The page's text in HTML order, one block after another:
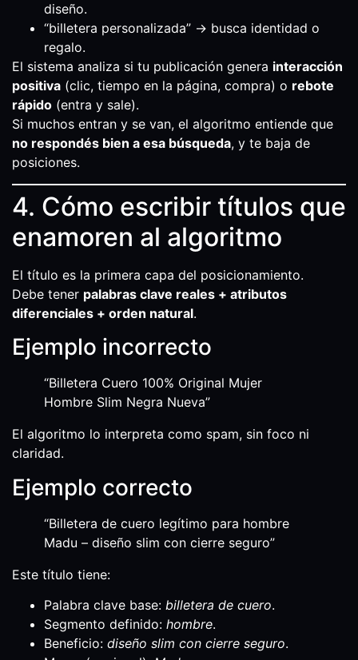
diseño.
“billetera personalizada” → busca identidad o
regalo.
El sistema analiza si tu publicación genera interacción
positiva (clic, tiempo en la página, compra) o rebote
rápido (entra y sale).
Si muchos entran y se van, el algoritmo entiende que
no respondés bien a esa búsqueda, y te baja de
posiciones.
4. Cómo escribir títulos que
enamoren al algoritmo
El título es la primera capa del posicionamiento.
Debe tener palabras clave reales + atributos
diferenciales + orden natural.
Ejemplo incorrecto
“Billetera Cuero 100% Original Mujer
Hombre Slim Negra Nueva”
El algoritmo lo interpreta como spam, sin foco ni
claridad.
Ejemplo correcto
“Billetera de cuero legítimo para hombre
Madu – diseño slim con cierre seguro”
Este título tiene:
Palabra clave base: billetera de cuero.
Segmento definido: hombre.
Beneficio: diseño slim con cierre seguro.